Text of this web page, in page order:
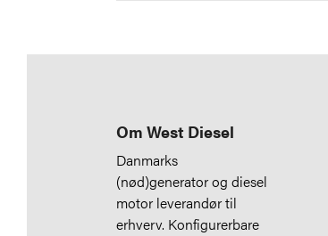
Om West Diesel
Danmarks
(nød)generator og diesel
motor leverandør til
erhverv. Konfigurerbare